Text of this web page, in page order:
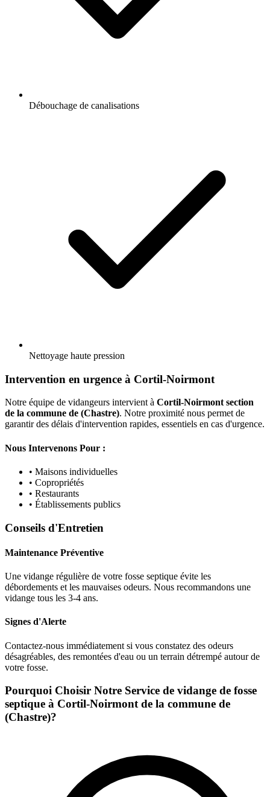
Débouchage de canalisations
Nettoyage haute pression
Intervention en urgence à Cortil-Noirmont
Notre équipe de vidangeurs intervient à Cortil-Noirmont section
de la commune de (Chastre). Notre proximité nous permet de
garantir des délais d'intervention rapides, essentiels en cas d'urgence.
Nous Intervenons Pour :
• Maisons individuelles
• Copropriétés
• Restaurants
• Établissements publics
Conseils d'Entretien
Maintenance Préventive
Une vidange régulière de votre fosse septique évite les
débordements et les mauvaises odeurs. Nous recommandons une
vidange tous les 3-4 ans.
Signes d'Alerte
Contactez-nous immédiatement si vous constatez des odeurs
désagréables, des remontées d'eau ou un terrain détrempé autour de
votre fosse.
Pourquoi Choisir Notre Service de vidange de fosse
septique à Cortil-Noirmont de la commune de
(Chastre)?